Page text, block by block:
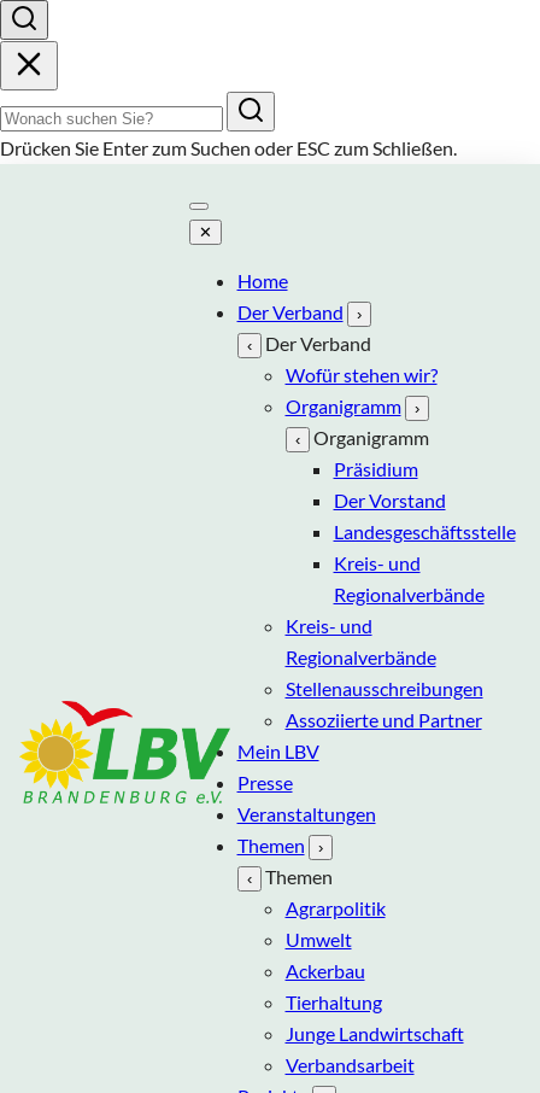
Suchbegriff
Drücken Sie Enterzum Suchen oder ESCzum Schließen.
✕
Home
Der Verband
›
‹
Der Verband
Wofür stehen wir?
Organigramm
›
‹
Organigramm
Präsidium
Der Vorstand
Landesgeschäftsstelle
Kreis- und
Regionalverbände
Kreis- und
Regionalverbände
Stellenausschreibungen
Assoziierte und Partner
Mein LBV
Presse
Veranstaltungen
Themen
›
‹
Themen
Agrarpolitik
Umwelt
Ackerbau
Tierhaltung
Junge Landwirtschaft
Verbandsarbeit